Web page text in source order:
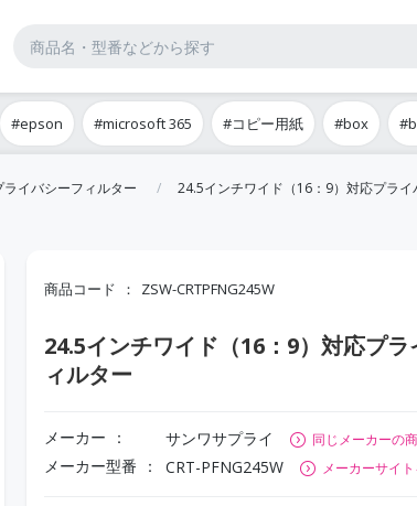
#epson #microsoft 365 #コピー用紙 #box
ライバシーフィルター 24.5インチワイド（16：9）対応プライ
商品コード ZSW-CRTPFNG245W
24.5インチワイド（16：9）対応プラ
ィルター
メーカー サンワサプライ 同じメーカーの
メーカー型番 CRT-PFNG245W メーカーサイ